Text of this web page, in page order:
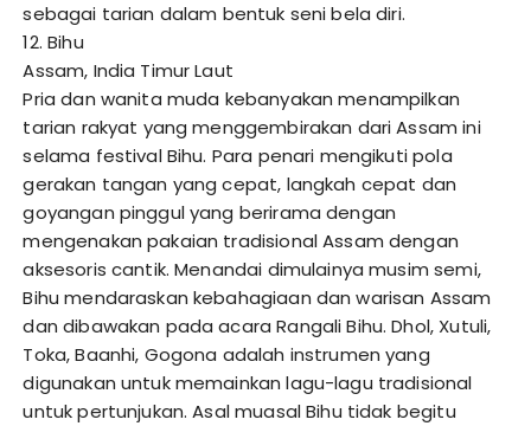
sebagai tarian dalam bentuk seni bela diri.
12. Bihu
Assam, India Timur Laut
Pria dan wanita muda kebanyakan menampilkan
tarian rakyat yang menggembirakan dari Assam ini
selama festival Bihu. Para penari mengikuti pola
gerakan tangan yang cepat, langkah cepat dan
goyangan pinggul yang berirama dengan
mengenakan pakaian tradisional Assam dengan
aksesoris cantik. Menandai dimulainya musim semi,
Bihu mendaraskan kebahagiaan dan warisan Assam
dan dibawakan pada acara Rangali Bihu. Dhol, Xutuli,
Toka, Baanhi, Gogona adalah instrumen yang
digunakan untuk memainkan lagu-lagu tradisional
untuk pertunjukan. Asal muasal Bihu tidak begitu